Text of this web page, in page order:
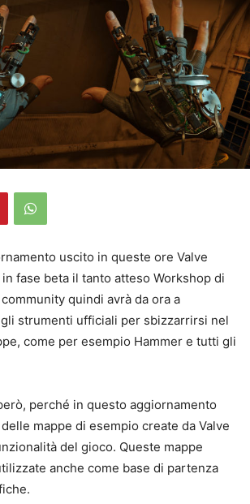
uscito in queste ore Valve
fase beta il tanto atteso Workshop di
community quindi avrà da ora a
strumenti ufficiali per sbizzarrirsi nel
come per esempio Hammer e tutti gli
perché in questo aggiornamento
mappe di esempio create da Valve
del gioco. Queste mappe
anche come base di partenza